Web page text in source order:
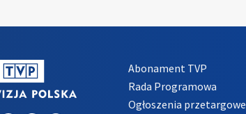
Abonament TVP
Rada Programowa
Ogłoszenia przetargowe